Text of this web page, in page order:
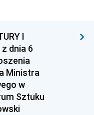
I
z dnia 6
Ministra
w
Sztuku